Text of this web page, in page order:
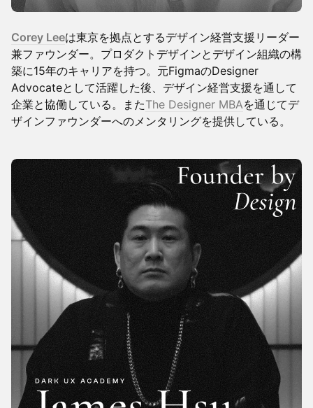
Corey Leeは東京を拠点とするデザイン経営支援リーダー
兼ファウンダー。プロダクトデザインとデザイン組織の構
築に15年のキャリアを持つ。元FigmaのDesigner
Advocateとして活躍した後、デザイン経営支援を通して
企業と協働している。またThe Designer MBAを通じてデ
ザインファウンダーへのメンタリングを提供している。